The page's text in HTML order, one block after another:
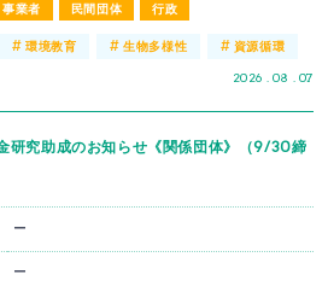
事業者 民間団体 行政
2026 . 08 . 07
#環境教育 #生物多様性 # 資源循環
研究助成のお知らせ《関係団体》（9/30締
ー
ー